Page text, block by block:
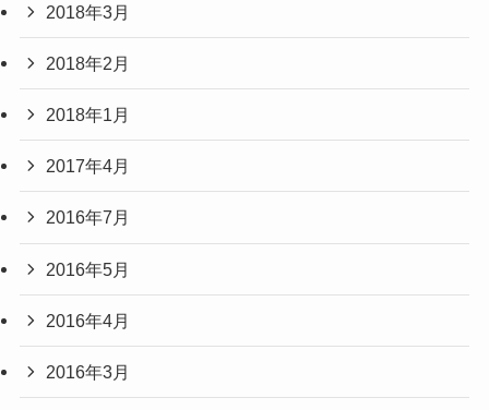
2018年3月
2018年2月
2018年1月
2017年4月
2016年7月
2016年5月
2016年4月
2016年3月